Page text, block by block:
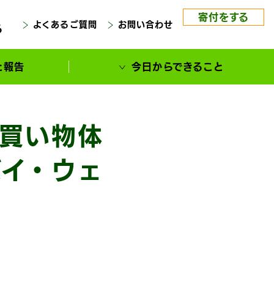
よくあるご質問 お問い合わせ
寄付をする
報告 今日からできること
い物体
・ウェ